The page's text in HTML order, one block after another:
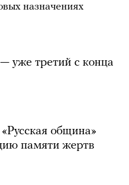
назначениях
уже третий с конца
община»
памяти жертв